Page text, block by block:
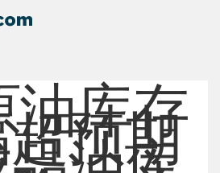
油库存
预期